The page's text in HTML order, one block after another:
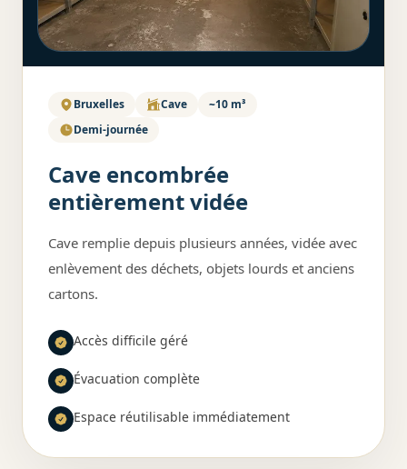
Bruxelles Cave
~10 m³
Demi-journée
Cave encombrée
entièrement vidée
Cave remplie depuis plusieurs années, vidée avec
enlèvement des déchets, objets lourds et anciens
cartons.
Accès difficile géré
Évacuation complète
Espace réutilisable immédiatement